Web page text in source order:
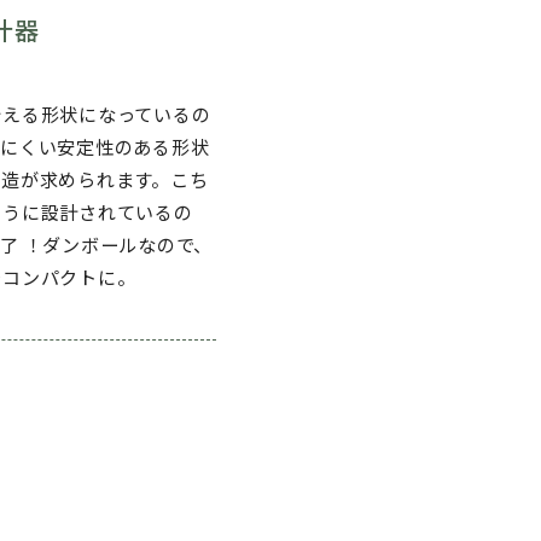
器
る形状になっているの
くい安定性のある形状
が求められます。こち
に設計されているの
！ダンボールなので、
ンパクトに。